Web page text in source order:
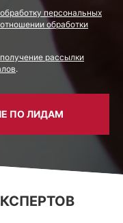
персональных
обработки
рассылки
.
ПО ЛИДАМ